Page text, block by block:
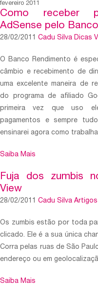
fevereiro 2011
Como receber
AdSense pelo
28/02/2011 Cadu Silva Dicas
O Banco Rendimento é
câmbio e recebimento de
uma excelente maneira de
do programa de afiliado
primeira vez que uso
pagamentos e sempre
ensinarei agora como
Saiba Mais
Fuja dos zumbis
View
28/02/2011 Cadu Silva Artigos
Os zumbis estão por toda
clicado. Ele é a sua única
Corra pelas ruas de São
endereço ou em
Saiba Mais